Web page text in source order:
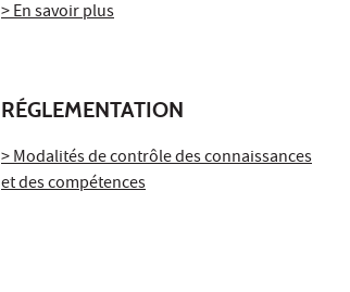
> En savoir plus
RÉGLEMENTATION
> Modalités de contrôle des connaissances
et des compétences